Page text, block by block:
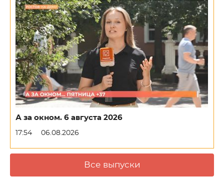
А за окном. 6 августа 2026
17:54 06.08.2026
Все выпуски